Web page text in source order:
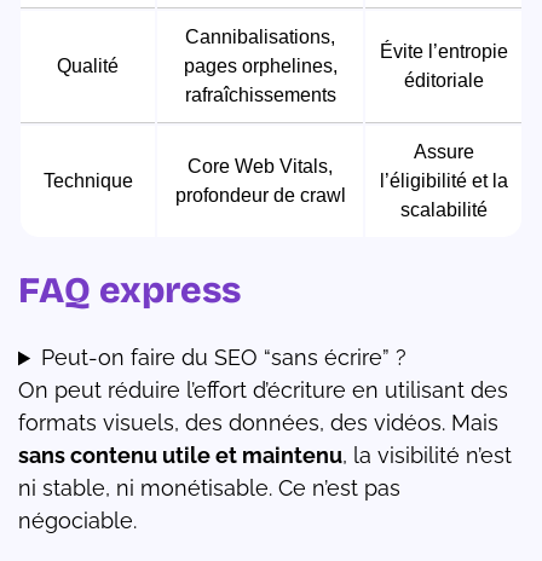
Qualité
Cannibalisations,
pages orphelines,
rafraîchissements
Évite l’entropie
éditoriale
Technique
Core Web Vitals,
profondeur de crawl
Assure
l’éligibilité et la
scalabilité
FAQ express
Peut-on faire du SEO “sans écrire” ?
On peut réduire l’effort d’écriture en utilisant des
formats visuels, des données, des vidéos. Mais
sans contenu utile et maintenu, la visibilité n’est
ni stable, ni monétisable. Ce n’est pas
négociable.